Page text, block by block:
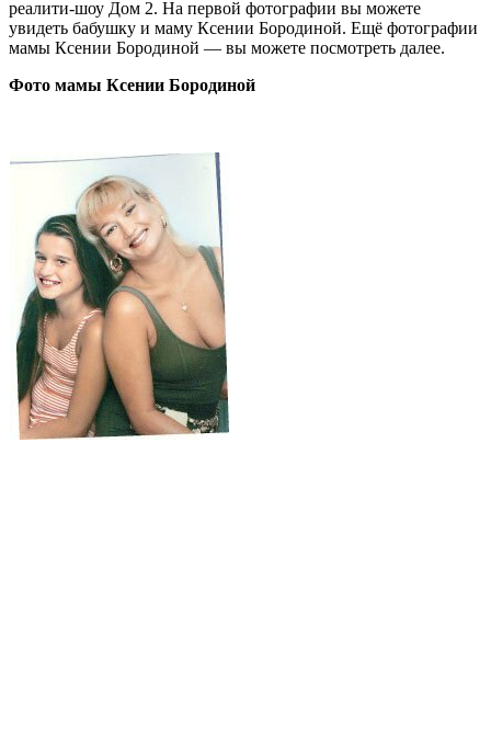
реалити-шоу Дом 2. На первой фотографии вы можете
увидеть бабушку и маму Ксении Бородиной. Ещё фотографии
мамы Ксении Бородиной — вы можете посмотреть далее.
Фото мамы Ксении Бородиной